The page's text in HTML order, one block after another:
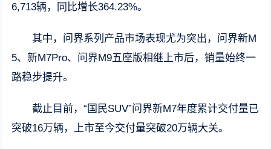
6,713辆，同比增长364.23%。
其中，问界系列产品市场表现尤为突出，问界新M
5、新M7Pro、问界M9五座版相继上市后，销量始终一
路稳步提升。
截止目前，“国民SUV”问界新M7年度累计交付量已
突破16万辆，上市至今交付量突破20万辆大关。